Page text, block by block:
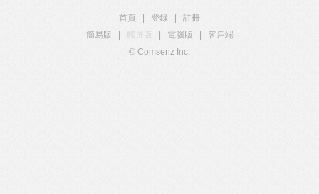
首頁 登錄
註冊
簡易版
觸屏版 電腦版
客戶端
© Comsenz Inc.